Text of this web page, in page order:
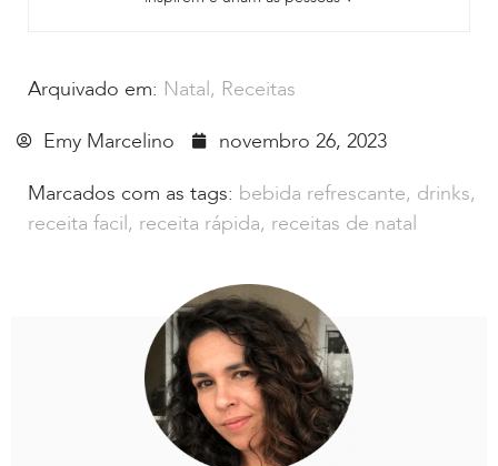
Arquivado em: Natal, Receitas
Emy Marcelino
novembro 26, 2023
Marcados com as tags: bebida refrescante, drinks,
receita facil, receita rápida, receitas de natal